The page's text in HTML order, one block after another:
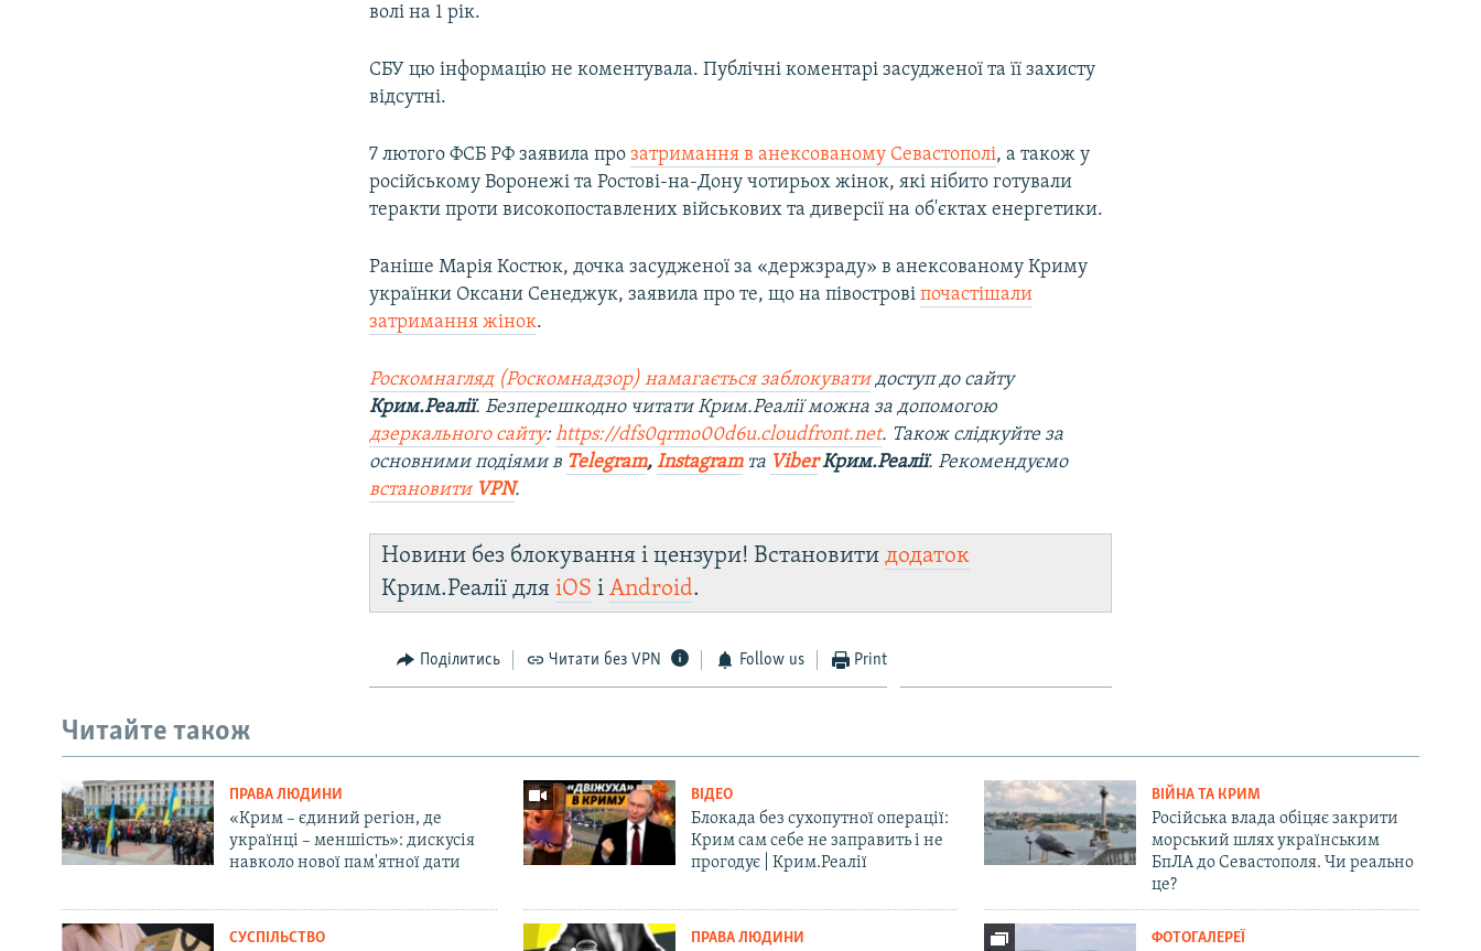
волі на 1 рік.
СБУ цю інформацію не коментувала. Публічні коментарі засудженої та її захисту
відсутні.
7 лютого ФСБ РФ заявила прозатримання в анексованому Севастополі, а також у
російському Воронежі та Ростові-на-Дону чотирьох жінок, які нібито готували
теракти проти високопоставлених військових та диверсії на об'єктах енергетики.
Раніше Марія Костюк, дочка засудженої за «держзраду» в анексованому Криму
українки Оксани Сенеджук, заявила про те, що на півостровіпочастішали
затримання жінок.
Роскомнагляд (Роскомнадзор) намагається заблокуватидоступ до сайту
Крим.Реалії. Безперешкодно читати Крим.Реалії можна за допомогою
дзеркального сайту:https://dfs0qrmo00d6u.cloudfront.net. Також слідкуйте за
основними подіями в Telegram,Instagramта ViberКрим.Реалії. Рекомендуємо
встановити VPN.
Новини без блокування і цензури! Встановитидодаток
Крим.Реалії дляiOS іAndroid.
Поділитись Читати без VPN Follow us Print
Читайте також
ПРАВА ЛЮДИНИ
«Крим – єдиний регіон, де
українці – меншість»: дискусія
навколо нової пам'ятної дати
ВІДЕО
Блокада без сухопутної операції:
Крим сам себе не заправить і не
прогодує | Крим.Реалії
ВІЙНА ТА КРИМ
Російська влада обіцяє закрити
морський шлях українським
БпЛА до Севастополя. Чи реально
це?
СУСПІЛЬСТВО ПРАВА ЛЮДИНИ ФОТОГАЛЕРЕЇ